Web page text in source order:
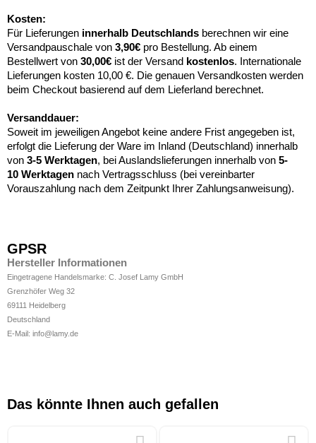
Kosten:
Für Lieferungen innerhalb Deutschlands berechnen wir eine
Versandpauschale von 3,90€ pro Bestellung. Ab einem
Bestellwert von 30,00€ ist der Versand kostenlos. Internationale
Lieferungen kosten 10,00 €. Die genauen Versandkosten werden
beim Checkout basierend auf dem Lieferland berechnet.
Versanddauer:
Soweit im jeweiligen Angebot keine andere Frist angegeben ist,
erfolgt die Lieferung der Ware im Inland (Deutschland) innerhalb
von 3-5 Werktagen, bei Auslandslieferungen innerhalb von 5-
10 Werktagen nach Vertragsschluss (bei vereinbarter
Vorauszahlung nach dem Zeitpunkt Ihrer Zahlungsanweisung).
GPSR
Hersteller Informationen
Eingetragene Handelsmarke: C. Josef Lamy GmbH
Grenzhöfer Weg 32
69111 Heidelberg
Deutschland
E-Mail: info@lamy.de
Das könnte Ihnen auch gefallen